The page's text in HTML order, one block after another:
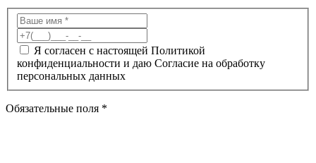
Я согласен с настоящей Политикой
конфиденциальности и даю Согласие на обработку
персональных данных
Обязательные поля *